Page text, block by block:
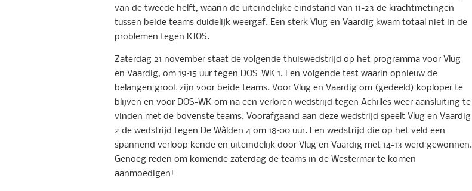
van de tweede helft, waarin de uiteindelijke eindstand van 11-23 de krachtmetingen
tussen beide teams duidelijk weergaf. Een sterk Vlug en Vaardig kwam totaal niet in de
problemen tegen KIOS.
Zaterdag 21 november staat de volgende thuiswedstrijd op het programma voor Vlug
en Vaardig, om 19:15 uur tegen DOS-WK 1. Een volgende test waarin opnieuw de
belangen groot zijn voor beide teams. Voor Vlug en Vaardig om (gedeeld) koploper te
blijven en voor DOS-WK om na een verloren wedstrijd tegen Achilles weer aansluiting te
vinden met de bovenste teams. Voorafgaand aan deze wedstrijd speelt Vlug en Vaardig
2 de wedstrijd tegen De Wâlden 4 om 18:00 uur. Een wedstrijd die op het veld een
spannend verloop kende en uiteindelijk door Vlug en Vaardig met 14-13 werd gewonnen.
Genoeg reden om komende zaterdag de teams in de Westermar te komen
aanmoedigen!